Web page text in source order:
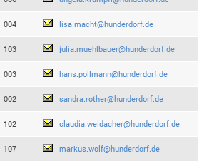
004 lisa.macht@hunderdorf.de
103 julia.muehlbauer@hunderdorf.de
003 hans.pollmann@hunderdorf.de
002 sandra.rother@hunderdorf.de
102 claudia.weidacher@hunderdorf.de
107 markus.wolf@hunderdorf.de